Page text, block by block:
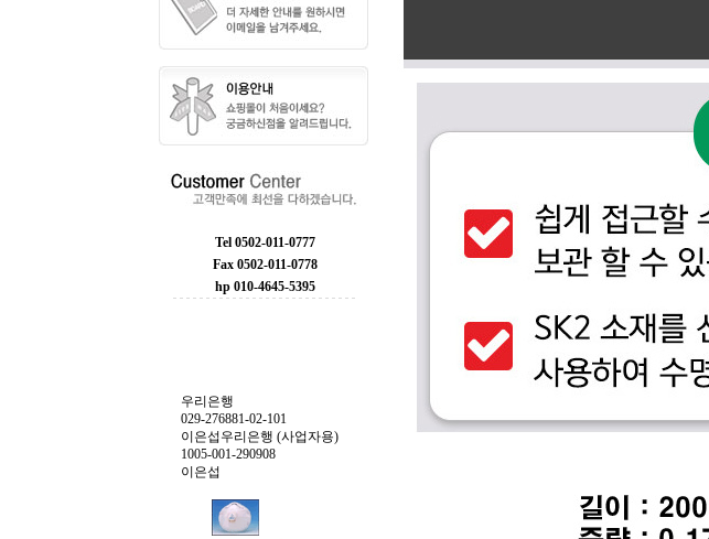
Tel 0502-011-0777
Fax 0502-011-0778
hp 010-4645-5395
우리은행
029-276881-02-101
이은섭우리은행 (사업자용)
1005-001-290908
이은섭